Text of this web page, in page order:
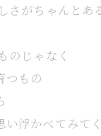
さがちゃんとあ
のじゃなく
つもの
浮かべてみてく